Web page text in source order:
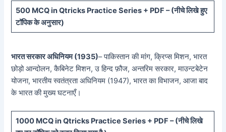
500 MCQ in Qtricks Practice Series + PDF – (नीचेलिखे हुए
टॉपिक के अनुसार)
भारत सरकार अधिनियम (1935)– पाकिस्तान की मांग, क्रिप्स मिशन, भारत
छोड़ो आन्दोलन, कैबिनेट मिशन, उ हिन्द फ़ौज, अन्तरिम सरकार, माउन्टबेटेन
योजना, भारतीय स्वतंत्रता अधिनियम (1947), भारत का विभाजन, आजा बाद
के भारत की मुख्य घटनाएँ।
1000 MCQ in Qtricks Practice Series + PDF – (नीचेलिखे